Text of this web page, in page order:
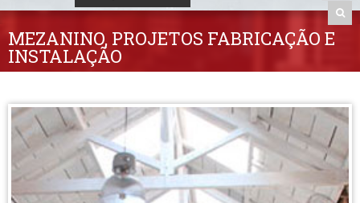
NOME *
E-MAIL *
TELEFONE *
CIDADE *